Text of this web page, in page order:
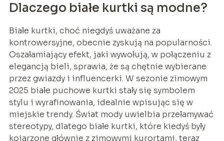
Dlaczego białe kurtki są modne?
Białe kurtki, choć niegdyś uważane za
kontrowersyjne, obecnie zyskują na popularności.
Oszałamiający efekt, jaki wywołują, w połączeniu z
elegancją bieli, sprawia, że są chętnie wybierane
przez gwiazdy i influencerki. W sezonie zimowym
2025 białe puchowe kurtki stały się symbolem
stylu i wyrafinowania, idealnie wpisując się w
miejskie trendy. Świat mody uwielbia przełamywać
stereotypy, dlatego białe kurtki, które kiedyś były
kojarzone głównie z zimowymi kurortami, teraz